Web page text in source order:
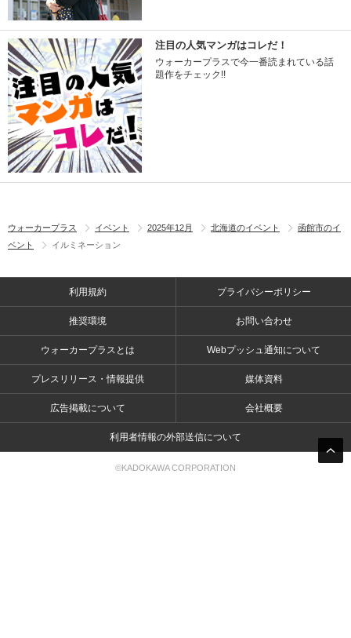
注目の人気マンガはコレだ！
ウォーカープラスで今一番読まれている話
題作をチェック!!
ウォーカープラス イベント 2025年12月 北海道のイベント
函館市のイ
ベント
イルミネーション
利用規約 プライバシーポリシー
推奨環境 お問い合わせ
ウォーカープラスとは Webプッシュ通知について
プレスリリース・情報提供 媒体資料
広告掲載について 会社概要
利用者情報の外部送信について
©KADOKAWA CORPORATION